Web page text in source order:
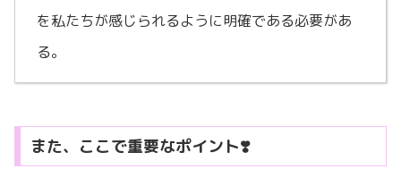
を私たちが感じられるように明確である必要があ
る。
また、ここで重要なポイント❣️